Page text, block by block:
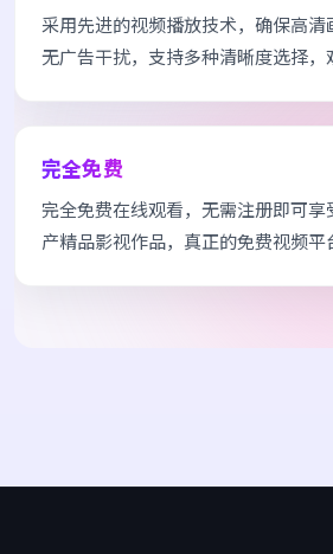
采用先进的视频播放技术，确保高清
无广告干扰，支持多种清晰度选择，
完全免费
完全免费在线观看，无需注册即可
产精品影视作品，真正的免费视频平